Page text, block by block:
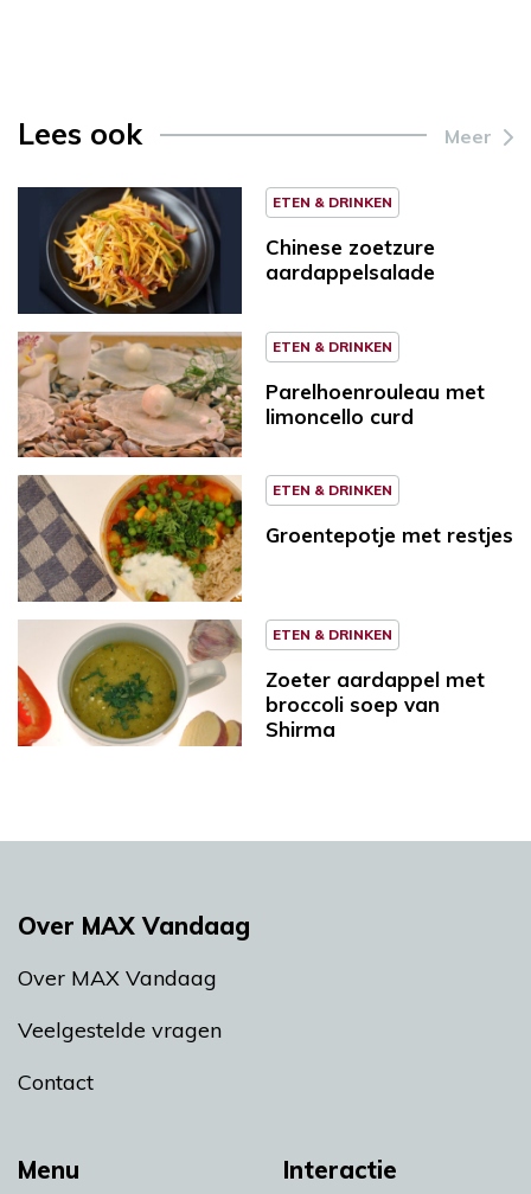
Lees ook Meer
ETEN & DRINKEN
Chinese zoetzure
aardappelsalade
ETEN & DRINKEN
Parelhoenrouleau met
limoncello curd
ETEN & DRINKEN
Groentepotje met restjes
ETEN & DRINKEN
Zoeter aardappel met
broccoli soep van
Shirma
Menu Interactie
Over MAX Vandaag
Over MAX Vandaag
Veelgestelde vragen
Contact